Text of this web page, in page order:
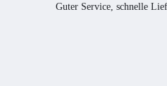
Guter Service, schnelle